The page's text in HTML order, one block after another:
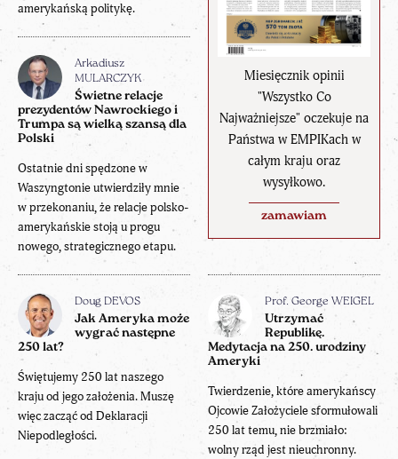
Miesięcznik opinii
"Wszystko Co
Najważniejsze" oczekuje na
Państwa w EMPIKach w
całym kraju oraz
wysyłkowo.
zamawiam
amerykańską politykę.
Arkadiusz
MULARCZYK
Świetne relacje
prezydentów Nawrockiego i
Trumpa są wielką szansą dla
Polski
Ostatnie dni spędzone w
Waszyngtonie utwierdziły mnie
w przekonaniu, że relacje polsko-
amerykańskie stoją u progu
nowego, strategicznego etapu.
Doug DEVOS
Jak Ameryka może
wygrać następne
250 lat?
Świętujemy 250 lat naszego
kraju od jego założenia. Muszę
więc zacząć od Deklaracji
Niepodległości.
Prof. George WEIGEL
Utrzymać
Republikę.
Medytacja na 250. urodziny
Ameryki
Twierdzenie, które amerykańscy
Ojcowie Założyciele sformułowali
250 lat temu, nie brzmiało:
wolny rząd jest nieuchronny.